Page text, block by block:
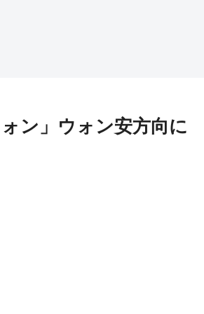
ン」ウォン安方向に